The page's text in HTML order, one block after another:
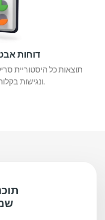
דוחות
תוצאות כל היסטוריית
ונגישות בקלות במיקום נוח אחד.